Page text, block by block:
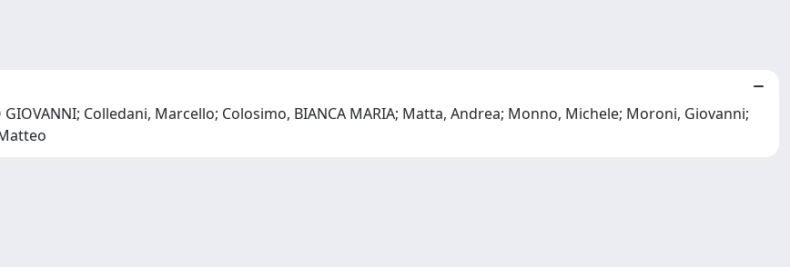
Colledani, Marcello; Colosimo, BIANCA MARIA; Matta, Andrea; Monno, Michele; Moroni, Giovanni;